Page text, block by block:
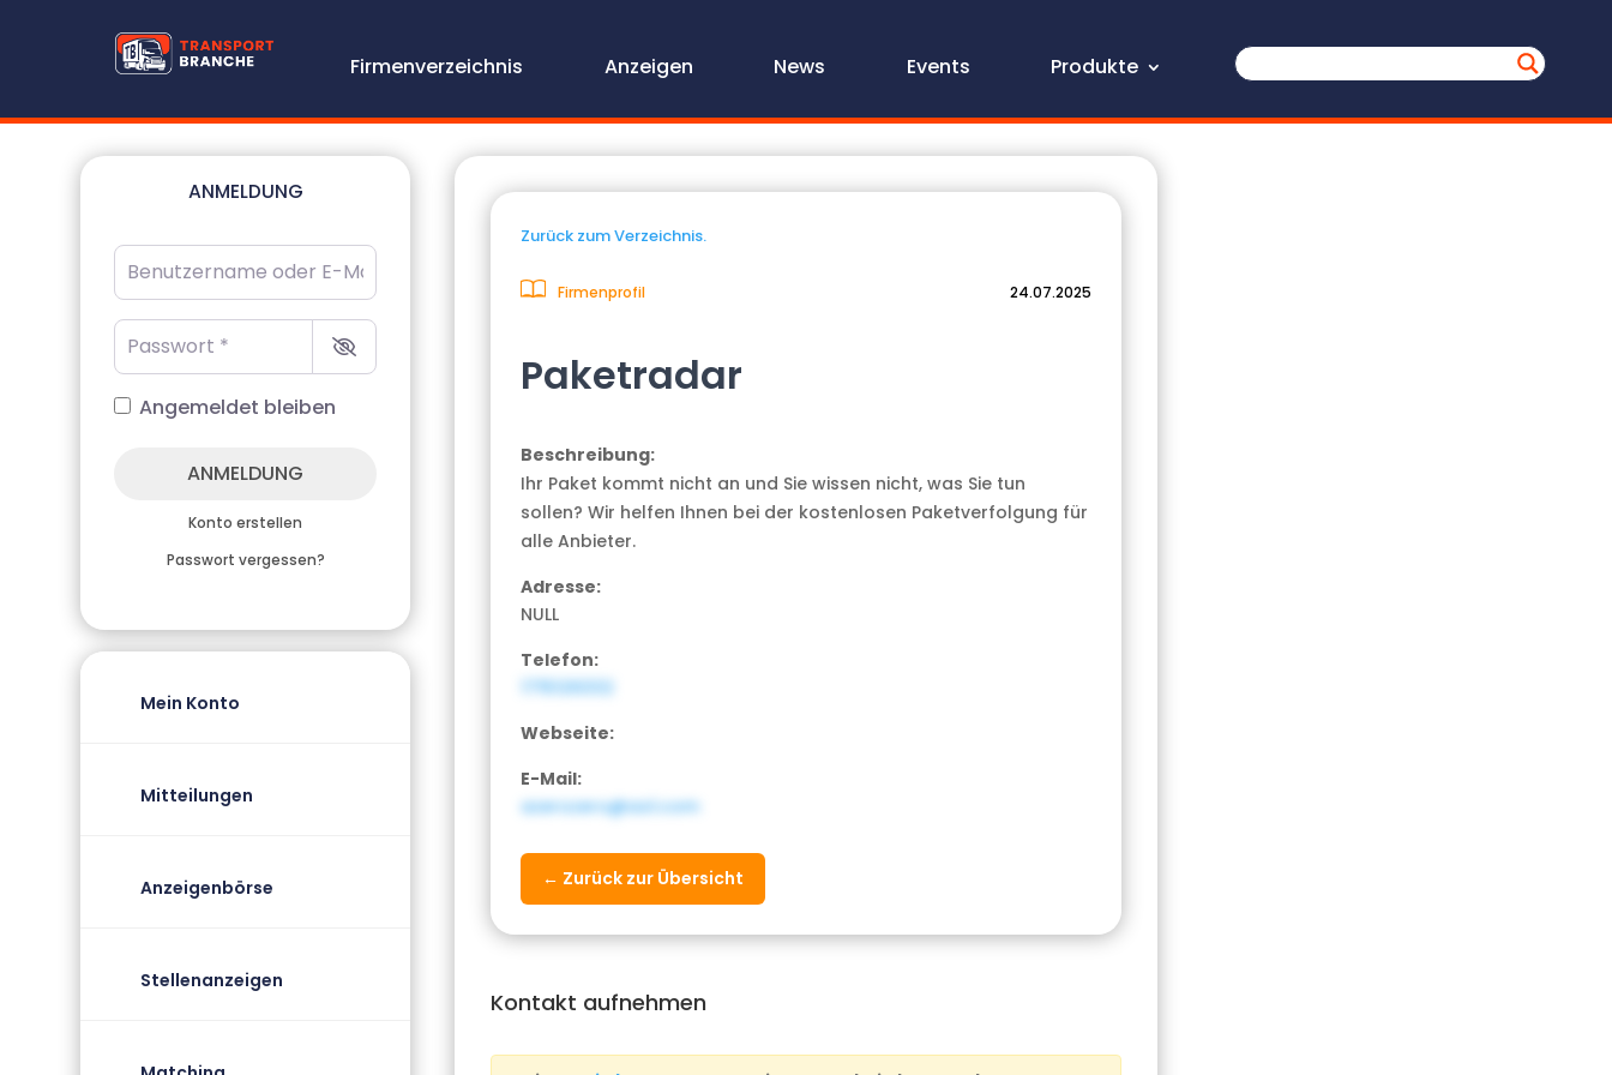
Firmenverzeichnis Anzeigen News Events Produkte
ANMELDUNG
Benutzername oder E-Mail-Adresse
Passwort
Angemeldet bleiben
ANMELDUNG
Konto erstellen
Passwort vergessen?
Mein Konto
Mitteilungen
Anzeigenbörse
Stellenanzeigen
Zurück zum Verzeichnis.
Firmenprofil 24.07.2025
Paketradar
Beschreibung:
Ihr Paket kommt nicht an und Sie wissen nicht, was Sie tun
sollen? Wir helfen Ihnen bei der kostenlosen Paketverfolgung für
alle Anbieter.
Adresse:
NULL
Telefon:
1715126332
Webseite:
E-Mail:
azerozero@aol.com
← Zurück zur Übersicht
Kontakt aufnehmen